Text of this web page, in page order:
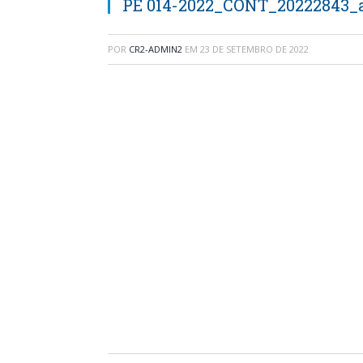
PE 014-
POR CR2-ADMIN2 EM 23 DE SETEMBRO DE 2022